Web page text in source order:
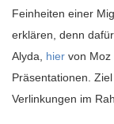
Feinheiten einer
erklären, denn
Alyda, hier von Moz
Präsentationen.
Verlinkungen im